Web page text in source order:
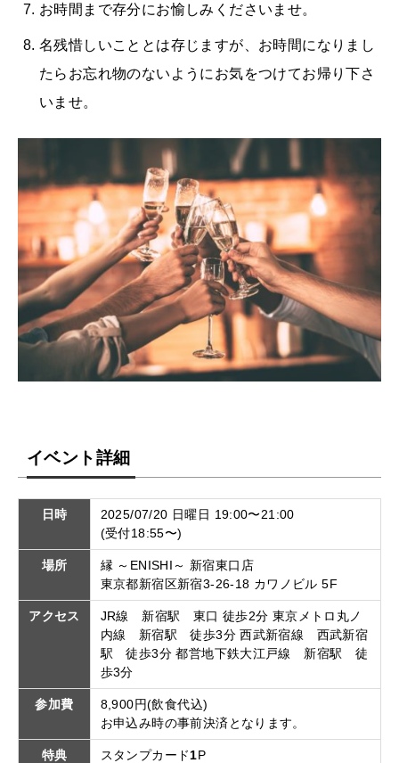
お時間まで存分にお愉しみくださいませ。
名残惜しいこととは存じますが、お時間になりまし
たらお忘れ物のないようにお気をつけてお帰り下さ
いませ。
イベント詳細
日時
2025/07/20 日曜日 19:00〜21:00
(受付18:55〜)
場所
縁 ～ENISHI～ 新宿東口店
東京都新宿区新宿3-26-18 カワノビル 5F
アクセス
JR線 新宿駅 東口 徒歩2分 東京メトロ丸ノ
内線 新宿駅 徒歩3分 西武新宿線 西武新宿
駅 徒歩3分 都営地下鉄大江戸線 新宿駅 徒
歩3分
参加費
8,900円(飲食代込)
お申込み時の事前決済となります。
特典 スタンプカード1P